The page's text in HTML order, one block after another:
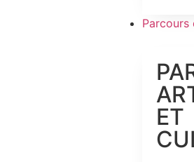
Parcours
ET